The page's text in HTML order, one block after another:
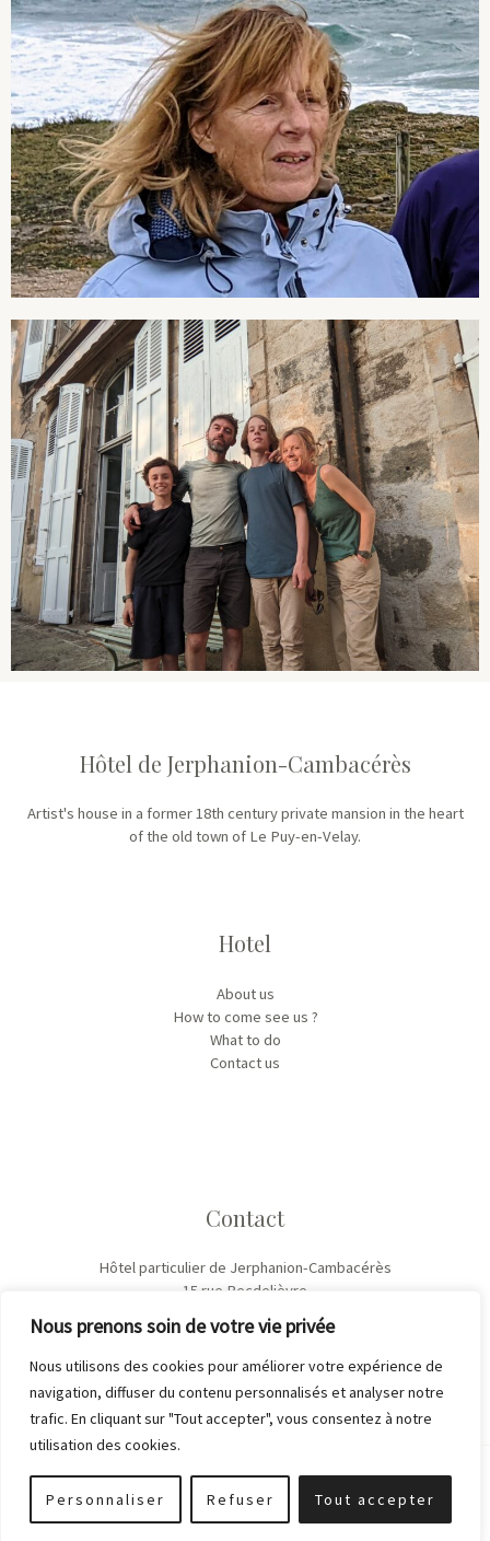
Nous prenons soin de votre vie privée
Nous utilisons des cookies pour améliorer votre expérience de
navigation, diffuser du contenu personnalisés et analyser notre
trafic. En cliquant sur "Tout accepter", vous consentez à notre
utilisation des cookies.
Personnaliser Refuser Tout accepter
Hôtel de Jerphanion-Cambacérès
Artist's house in a former 18th century private mansion in the heart
of the old town of Le Puy-en-Velay.
Hotel
About us
How to come see us ?
What to do
Contact us
Contact
Hôtel particulier de Jerphanion-Cambacérès
15 rue Becdelièvre
Copyright © 2026 Hotel de Jerphanion Cambacérès | Powered by
Hotel de Jerphanion Cambacérès